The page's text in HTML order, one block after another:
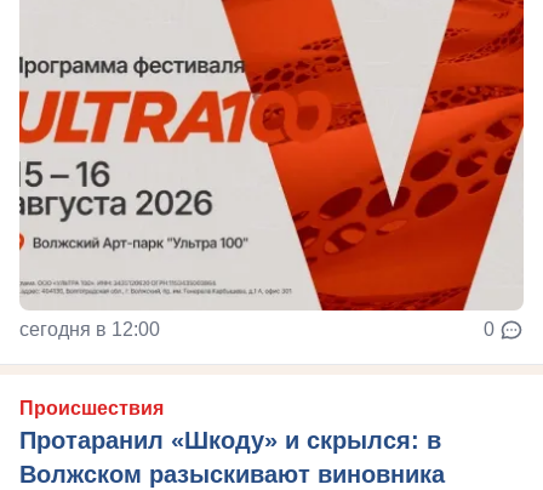
сегодня в 12:00 0
Происшествия
Протаранил «Шкоду» и скрылся: в
Волжском разыскивают виновника